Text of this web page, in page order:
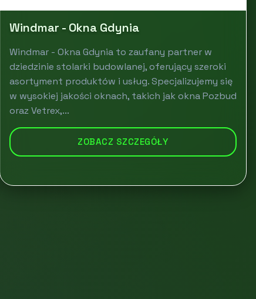
Windmar - Okna Gdynia
Windmar - Okna Gdynia to zaufany partner w
dziedzinie stolarki budowlanej, oferujący szeroki
asortyment produktów i usług. Specjalizujemy się
w wysokiej jakości oknach, takich jak okna Pozbud
oraz Vetrex,...
ZOBACZ SZCZEGÓŁY